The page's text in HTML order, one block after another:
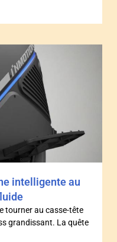
intelligente au
tourner au casse-tête
grandissant. La quête